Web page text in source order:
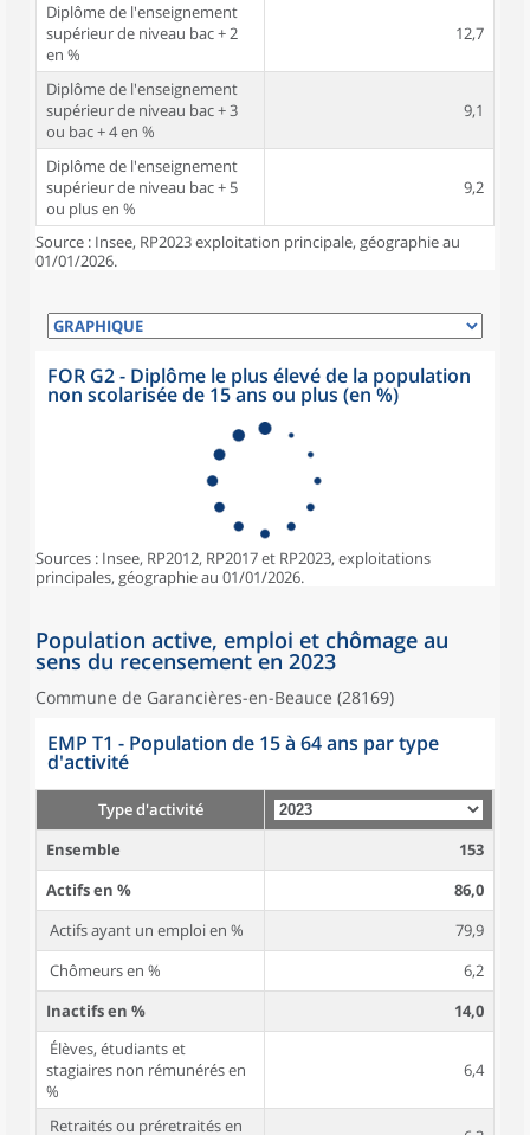
Diplôme de l'enseignement
supérieur de niveau bac + 2
en %
12,7
Diplôme de l'enseignement
supérieur de niveau bac + 3
ou bac + 4 en %
9,1
Diplôme de l'enseignement
supérieur de niveau bac + 5
ou plus en %
9,2
Source : Insee, RP2023 exploitation principale, géographie au
01/01/2026.
FOR G2 - Diplôme le plus élevé de la population
non scolarisée de 15 ans ou plus (en %)
Sources : Insee, RP2012, RP2017 et RP2023, exploitations
principales, géographie au 01/01/2026.
Population active, emploi et chômage au
sens du recensement en 2023
Commune de Garancières-en-Beauce (28169)
EMP T1 - Population de 15 à 64 ans par type
d'activité
Type d'activité
Ensemble
153
Actifs en %
86,0
Actifs ayant un emploi en %
79,9
Chômeurs en %
6,2
Inactifs en %
14,0
Élèves, étudiants et
stagiaires non rémunérés en
%
6,4
Retraités ou préretraités en